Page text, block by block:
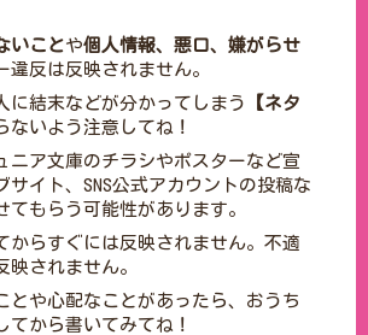
いことや個人情報、悪口、嫌がらせ
違反は反映されません。
に結末などが分かってしまう
【ネタ
ないよう注意してね！
ニア文庫のチラシやポスターなど宣
サイト、SNS公式アカウントの投稿な
てもらう可能性があります。
からすぐには反映されません。不適
映されません。
とや心配なことがあったら、おうち
てから書いてみてね！